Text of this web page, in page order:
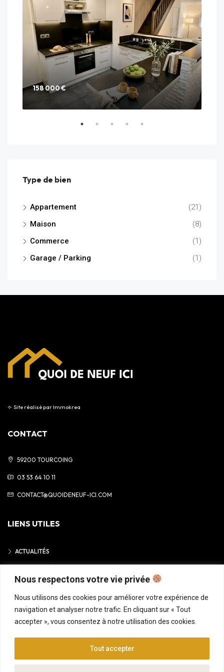
Nous respectons votre vie privée
Nous utilisons des cookies pour améliorer votre expérience de
navigation et analyser notre trafic. En cliquant sur « Tout
accepter », vous consentez à notre utilisation des cookies.
Tout accepter
158 000 €
Type de bien
Appartement
(21)
Maison
(8)
Commerce
(1)
Garage / Parking
(1)
⟣ Site réalisé parImmokrea
CONTACT
59200 TOURCOING
03 53 64 10 11
CONTACT@QUOIDENEUF-ICI.COM
LIENS UTILES
ACTUALITÉS
POLITIQUE DE CONFIDENTIALITÉ
ACCUEIL ANNONCES CONSEILS GRATUITS FINANCEMENT